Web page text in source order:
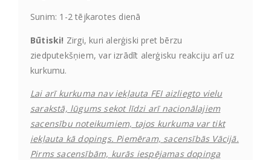
Sunim: 1-2 tējkarotes dienā
Būtiski! Zirgi, kuri alerģiski pret bērzu
ziedputekšņiem, var izrādīt alerģisku reakciju arī uz
kurkumu.
Lai arī kurkuma nav iekļauta FEI aizliegto vielu
sarakstā, lūgums sekot līdzi arī nacionālajiem
sacensību noteikumiem, tajos kurkuma var tikt
iekļauta kā dopings. Piemēram, sacensībās Vācijā.
Pirms sacensībām, kurās iespējamas dopinga